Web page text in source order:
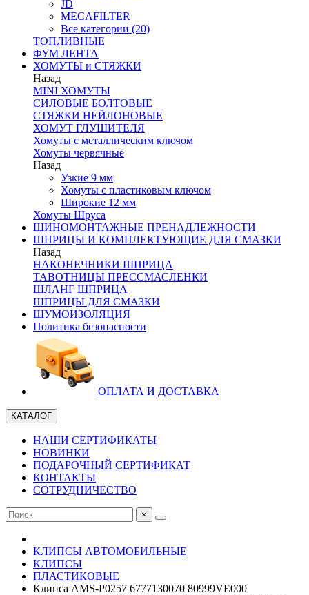
JD
MECAFILTER
Все категории (20)
ТОПЛИВНЫЕ
ФУМ ЛЕНТА
ХОМУТЫ и СТЯЖКИ
Назад
MINI ХОМУТЫ
СИЛОВЫЕ БОЛТОВЫЕ
СТЯЖКИ НЕЙЛОНОВЫЕ
ХОМУТ ГЛУШИТЕЛЯ
Хомуты с металлическим ключом
Хомуты червячные
Назад
Узкие 9 мм
Хомуты с пластиковым ключом
Широкие 12 мм
Хомуты Шруса
ШИНОМОНТАЖНЫЕ ПРЕНАДЛЕЖНОСТИ
ШПРИЦЫ И КОМПЛЕКТУЮЩИЕ ДЛЯ СМАЗКИ
Назад
НАКОНЕЧНИКИ ШПРИЦА
ТАВОТНИЦЫ ПРЕССМАСЛЕНКИ
ШЛАНГ ШПРИЦА
ШПРИЦЫ ДЛЯ СМАЗКИ
ШУМОИЗОЛЯЦИЯ
Политика безопасности
ОПЛАТА И ДОСТАВКА
КАТАЛОГ
НАШИ СЕРТИФИКАТЫ
НОВИНКИ
ПОДАРОЧНЫЙ СЕРТИФИКАТ
КОНТАКТЫ
СОТРУДНИЧЕСТВО
×
КЛИПСЫ АВТОМОБИЛЬНЫЕ
КЛИПСЫ
ПЛАСТИКОВЫЕ
Клипса AMS-P0257 6777130070 80999VE000